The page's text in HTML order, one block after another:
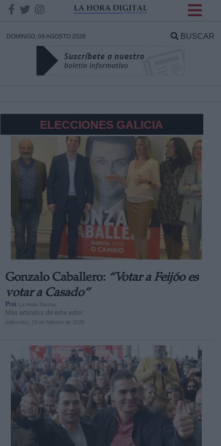
DOMINGO, 09 AGOSTO 2026 BUSCAR
ELECCIONES GALICIA
Gonzalo Caballero: “Votar a Feijóo es
votar a Casado”
Por La Hora Digital
Más artículos de este autor
miércoles, 19 de febrero de 2020
DATOS
Responsable:
Legitimación:
Destinatarios:
Derechos: